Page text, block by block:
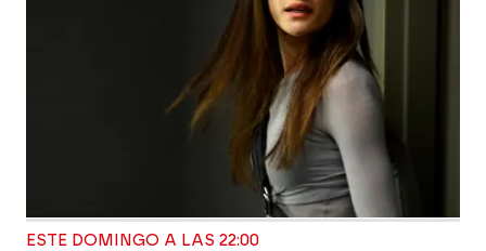
ESTE DOMINGO A LAS 22:00